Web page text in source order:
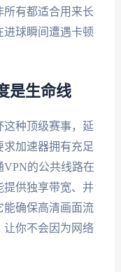
有都适合用来长
球瞬间遭遇卡顿
是生命线
这种顶级赛事，延
加速器拥有充足
VPN的公共线路在
提供独享带宽、并
确保高清画面流
让你不会因为网络